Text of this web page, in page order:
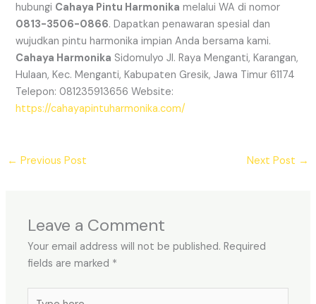
hubungi Cahaya Pintu Harmonika melalui WA di nomor
0813-3506-0866. Dapatkan penawaran spesial dan
wujudkan pintu harmonika impian Anda bersama kami.
Cahaya Harmonika Sidomulyo Jl. Raya Menganti, Karangan,
Hulaan, Kec. Menganti, Kabupaten Gresik, Jawa Timur 61174
Telepon: 081235913656 Website:
https://cahayapintuharmonika.com/
← Previous Post Next Post →
Leave a Comment
Your email address will not be published. Required
fields are marked *